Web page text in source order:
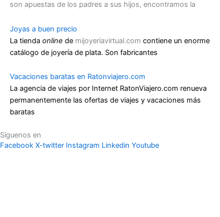
son apuestas de los padres a sus hijos, encontramos la
Joyas a buen precio
La tienda online de mijoyeriavirtual.com contiene un enorme
catálogo de joyería de plata. Son fabricantes
Vacaciones baratas en Ratonviajero.com
La agencia de viajes por Internet RatonViajero.com renueva
permanentemente las ofertas de viajes y vacaciones más
baratas
Síguenos en
Facebook X-twitter Instagram Linkedin Youtube